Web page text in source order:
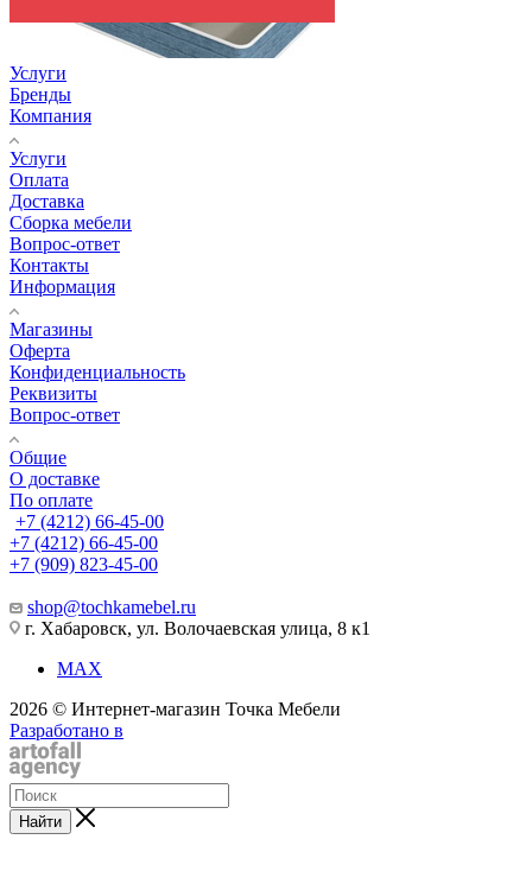
Услуги
Бренды
Компания
Услуги
Оплата
Доставка
Сборка мебели
Вопрос-ответ
Контакты
Информация
Магазины
Оферта
Конфиденциальность
Реквизиты
Вопрос-ответ
Общие
О доставке
По оплате
+7 (4212) 66-45-00
+7 (4212) 66-45-00
+7 (909) 823-45-00
shop@tochkamebel.ru
г. Хабаровск, ул. Волочаевская улица, 8 к1
MAX
2026 © Интернет-магазин Точка Мебели
Разработано в
Найти